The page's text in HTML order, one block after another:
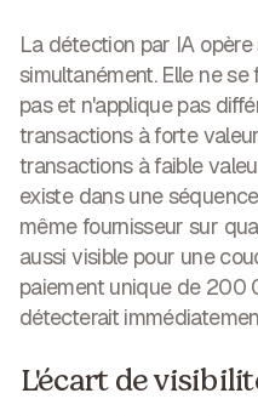
La détection par IA
simultanément. Elle ne
pas et n'applique pas
transactions à forte
transactions à faible
existe dans une
même fournisseur sur
aussi visible pour une
paiement unique de 200
détecterait
L'écart de